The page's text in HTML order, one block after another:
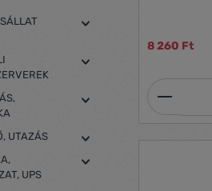
UTAZÁS
UPS
8 260 Ft